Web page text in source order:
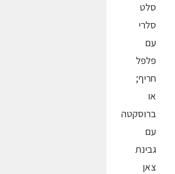
סלט
סלרי
עם
פלפל
חריף;
או
ברוסקטה
עם
גבינת
צאן